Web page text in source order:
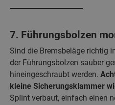
7. Führungsbolzen
Sind die Bremsbeläge richtig
der Führungsbolzen sauber
hineingeschraubt werden.
kleine Sicherungsklammer
Splint verbaut, einfach einen